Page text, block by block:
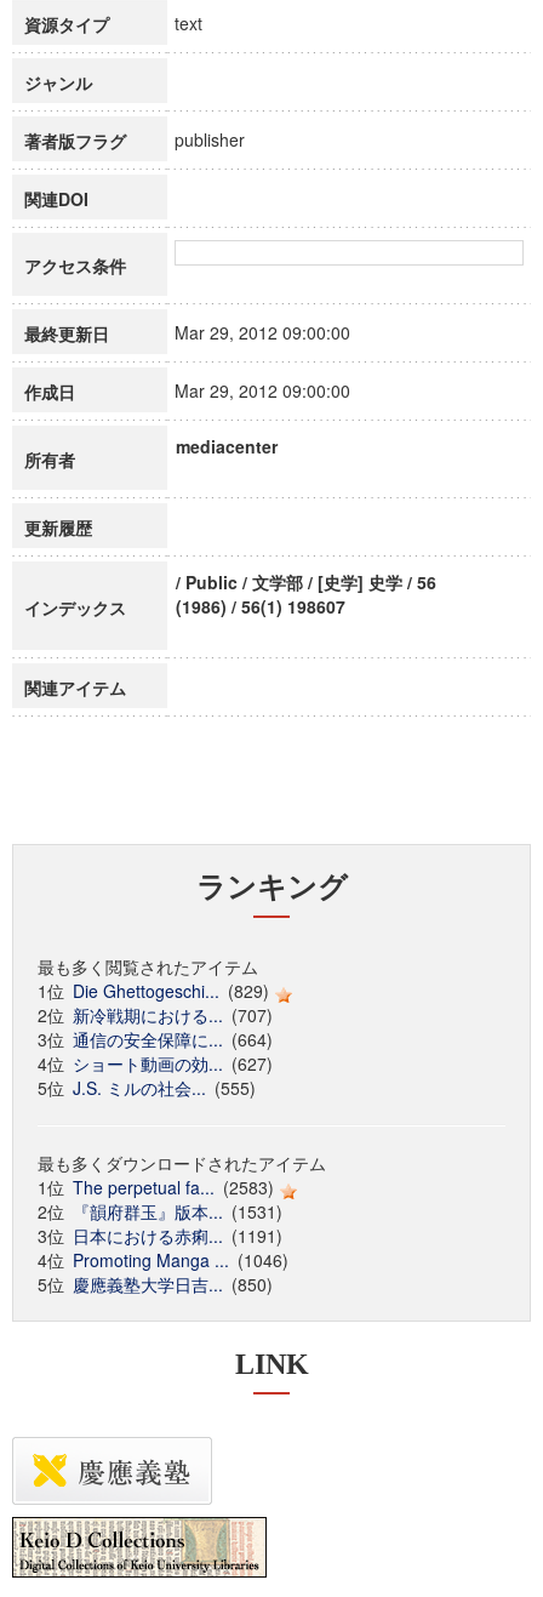
資源タイプ text
ジャンル
著者版フラグ publisher
関連DOI
アクセス条件
最終更新日 Mar 29, 2012 09:00:00
作成日 Mar 29, 2012 09:00:00
所有者
mediacenter
更新履歴
インデックス
/ Public / 文学部 / [史学] 史学 / 56
(1986) / 56(1) 198607
関連アイテム
ランキング
最も多く閲覧されたアイテム
1位 Die Ghettogeschi... (829)
2位 新冷戦期における... (707)
3位 通信の安全保障に... (664)
4位 ショート動画の効... (627)
5位 J.S. ミルの社会... (555)
最も多くダウンロードされたアイテム
1位 The perpetual fa... (2583)
2位
『韻府群玉』版本... (1531)
3位 日本における赤痢... (1191)
4位 Promoting Manga ... (1046)
5位 慶應義塾大学日吉... (850)
LINK